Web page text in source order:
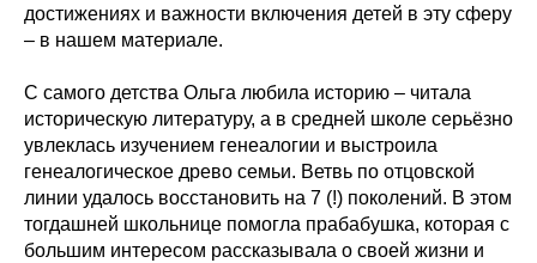
достижениях и важности включения детей в эту сферу
– в нашем материале.
С самого детства Ольга любила историю – читала
историческую литературу, а в средней школе серьёзно
увлеклась изучением генеалогии и выстроила
генеалогическое древо семьи. Ветвь по отцовской
линии удалось восстановить на 7 (!) поколений. В этом
тогдашней школьнице помогла прабабушка, которая с
большим интересом рассказывала о своей жизни и